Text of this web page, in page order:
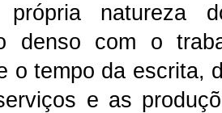
natureza
denso com o
o tempo da escrita,
e as